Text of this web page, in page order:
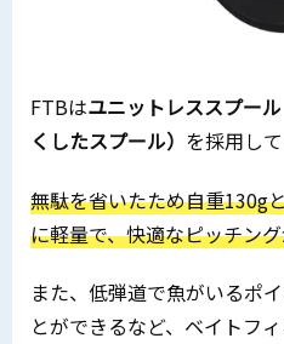
FTBはユニットレススプー
くしたスプール） を採用して
無駄を省いたため自重130g
に軽量で、快適なピッチン
また、低弾道で魚がいるポ
とができるなど、ベイトフ